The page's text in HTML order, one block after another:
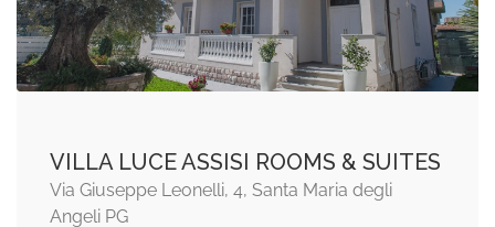
VILLA LUCE ASSISI ROOMS & SUITES
Via Giuseppe Leonelli, 4, Santa Maria degli
Angeli PG